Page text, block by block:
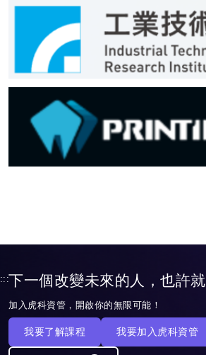
:::下一個改變未來的人，也許
加入虎科資管，開啟你的無限可能！
我要了解課程 我要加入虎科資管